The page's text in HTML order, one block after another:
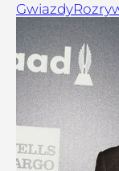
Gwiazdy